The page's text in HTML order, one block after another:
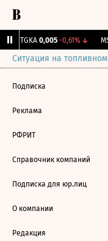
TGKA 0,005 -0,61%↓
Ситуация на
Подписка
Реклама
РФРИТ
Справочник компаний
Подписка для юр.лиц
О компании
Редакция